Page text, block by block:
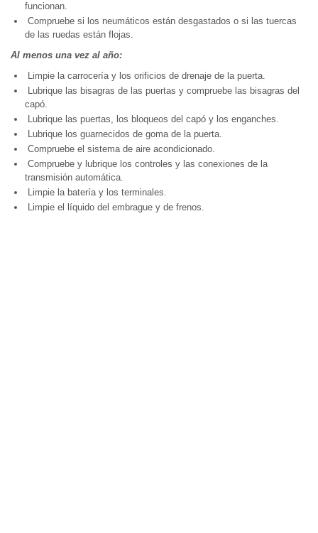
funcionan.
Compruebe si los neumáticos están desgastados o si las tuercas
de las ruedas están flojas.
Al menos una vez al año:
Limpie la carrocería y los orificios de drenaje de la puerta.
Lubrique las bisagras de las puertas y compruebe las bisagras del
capó.
Lubrique las puertas, los bloqueos del capó y los enganches.
Lubrique los guarnecidos de goma de la puerta.
Compruebe el sistema de aire acondicionado.
Compruebe y lubrique los controles y las conexiones de la
transmisión automática.
Limpie la batería y los terminales.
Limpie el líquido del embrague y de frenos.